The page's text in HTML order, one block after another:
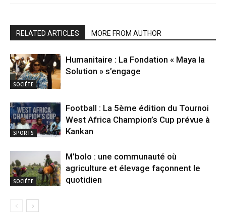
RELATED ARTICLES MORE FROM AUTHOR
SOCIÉTE
Humanitaire : La Fondation « Maya la
Solution » s’engage
SPORTS
Football : La 5ème édition du Tournoi
West Africa Champion’s Cup prévue à
Kankan
SOCIÉTE
M’bolo : une communauté où
agriculture et élevage façonnent le
quotidien